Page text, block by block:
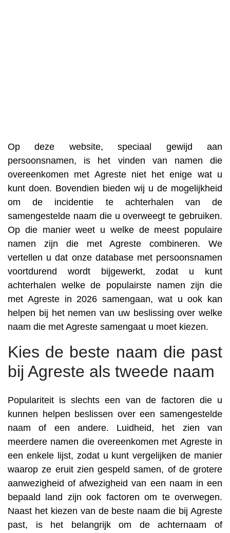
Op deze website, speciaal gewijd aan
persoonsnamen, is het vinden van namen die
overeenkomen met Agreste niet het enige wat u
kunt doen. Bovendien bieden wij u de mogelijkheid
om de incidentie te achterhalen van de
samengestelde naam die u overweegt te gebruiken.
Op die manier weet u welke de meest populaire
namen zijn die met Agreste combineren. We
vertellen u dat onze database met persoonsnamen
voortdurend wordt bijgewerkt, zodat u kunt
achterhalen welke de populairste namen zijn die
met Agreste in 2026 samengaan, wat u ook kan
helpen bij het nemen van uw beslissing over welke
naam die met Agreste samengaat u moet kiezen.
Kies de beste naam die past
bij Agreste als tweede naam
Populariteit is slechts een van de factoren die u
kunnen helpen beslissen over een samengestelde
naam of een andere. Luidheid, het zien van
meerdere namen die overeenkomen met Agreste in
een enkele lijst, zodat u kunt vergelijken de manier
waarop ze eruit zien gespeld samen, of de grotere
aanwezigheid of afwezigheid van een naam in een
bepaald land zijn ook factoren om te overwegen.
Naast het kiezen van de beste naam die bij Agreste
past, is het belangrijk om de achternaam of